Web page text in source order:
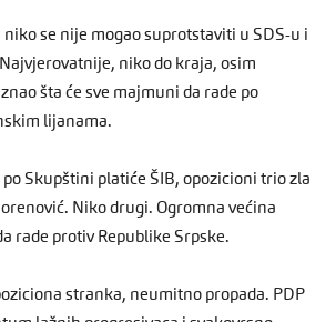
se nije mogao suprotstaviti u SDS-u i
niko do kraja, osim
šta će sve majmuni da rade po
lijanama.
Skupštini platiće ŠIB, opozicioni trio zla
Niko drugi. Ogromna većina
rade protiv Republike Srpske.
stranka, neumitno propada. PDP